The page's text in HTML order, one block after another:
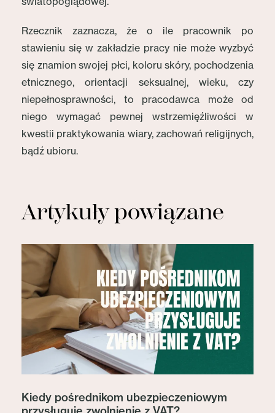
Rzecznik zaznacza, że o ile pracownik po
stawieniu się w zakładzie pracy nie może wyzbyć
się znamion swojej płci, koloru skóry, pochodzenia
etnicznego, orientacji seksualnej, wieku, czy
niepełnosprawności, to pracodawca może od
niego wymagać pewnej wstrzemięźliwości w
kwestii praktykowania wiary, zachowań religijnych,
bądź ubioru.
Artykuły powiązane
Kiedy pośrednikom ubezpieczeniowym